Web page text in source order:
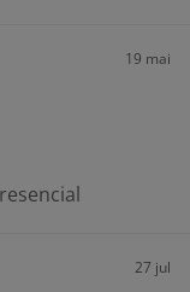
19 mai
27 jul